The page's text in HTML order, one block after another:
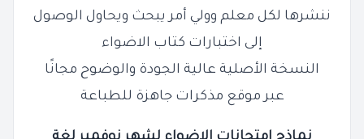
ننشرها لكل معلم وولي أمر يبحث ويحاول الوصول
إلى اختبارات كتاب الاضواء
النسخة الأصلية عالية الجودة والوضوح مجانًا
عبر موقع مذكرات جاهزة للطباعة